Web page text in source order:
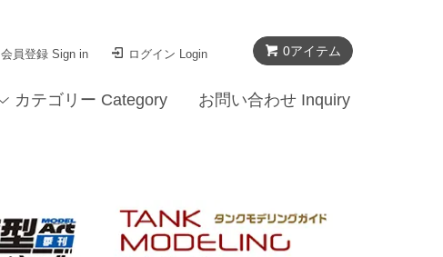
0アイテム
会員登録 Sign in ログイン Login
カテゴリー Category お問い合わせ Inquiry